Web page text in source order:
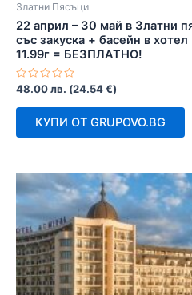
Златни Пясъци
22 април – 30 май в Златни
със закуска + басейн в
11.99г = БЕЗПЛАТНО!
Оценено
0
48.00лв. (24.54€)
КУПИ ОТ GRUPOVO.BG